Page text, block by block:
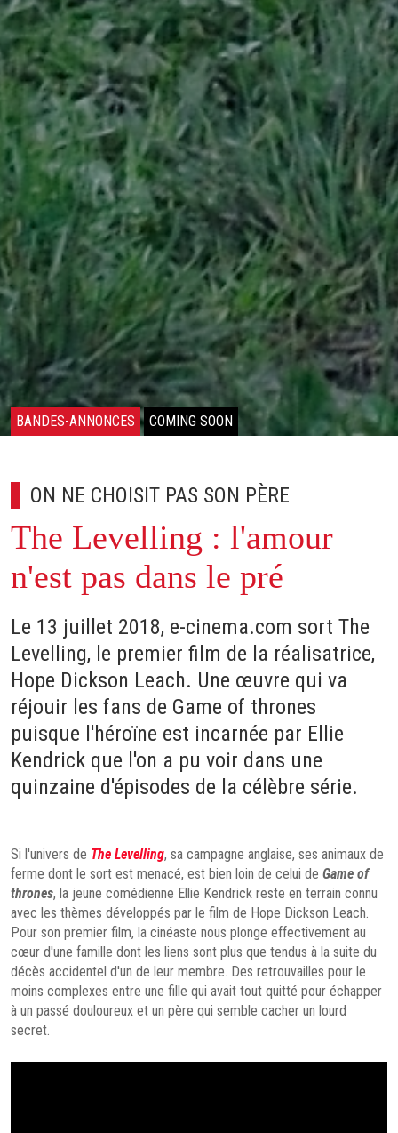
BANDES-ANNONCES COMING SOON
ON NE CHOISIT PAS SON PÈRE
The Levelling : l'amour
n'est pas dans le pré
Le 13 juillet 2018, e-cinema.com sort The
Levelling, le premier film de la réalisatrice,
Hope Dickson Leach. Une œuvre qui va
réjouir les fans de Game of thrones
puisque l'héroïne est incarnée par Ellie
Kendrick que l'on a pu voir dans une
quinzaine d'épisodes de la célèbre série.
Si l'univers de The Levelling, sa campagne anglaise, ses animaux de
ferme dont le sort est menacé, est bien loin de celui de Game of
thrones, la jeune comédienne Ellie Kendrick reste en terrain connu
avec les thèmes développés par le film de Hope Dickson Leach.
Pour son premier film, la cinéaste nous plonge effectivement au
cœur d'une famille dont les liens sont plus que tendus à la suite du
décès accidentel d'un de leur membre. Des retrouvailles pour le
moins complexes entre une fille qui avait tout quitté pour échapper
à un passé douloureux et un père qui semble cacher un lourd
secret.